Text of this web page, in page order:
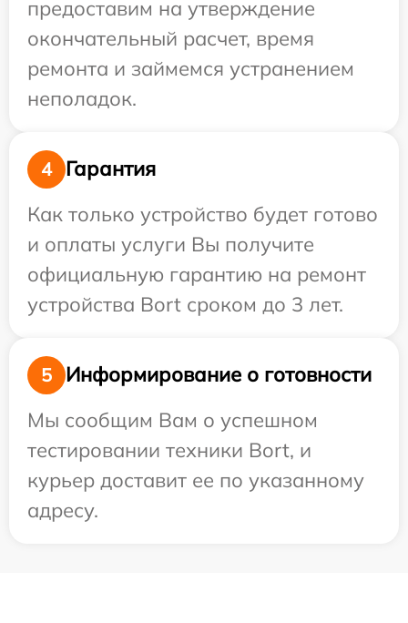
предоставим на утверждение
окончательный расчет, время
ремонта и займемся устранением
неполадок.
4
Гарантия
Как только устройство будет готово
и оплаты услуги Вы получите
официальную гарантию на ремонт
устройства Bort сроком до 3 лет.
5
Информирование о готовности
Мы сообщим Вам о успешном
тестировании техники Bort, и
курьер доставит ее по указанному
адресу.